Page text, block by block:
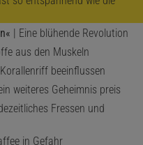
| Eine blühende Revolution
aus den Muskeln
beeinflussen
weiteres Geheimnis preis
Fressen und
in Gefahr